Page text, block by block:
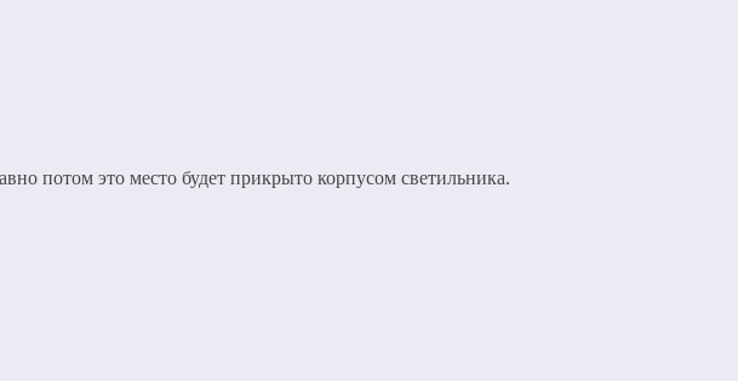
потом это место будет прикрыто корпусом светильника.